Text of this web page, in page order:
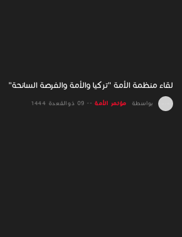
لقاء منظمة الأمة "تركيا والأمة والفرصة السانحة"
بواسطة مؤتمر الأمة-- 09 ذو القعدة 1444